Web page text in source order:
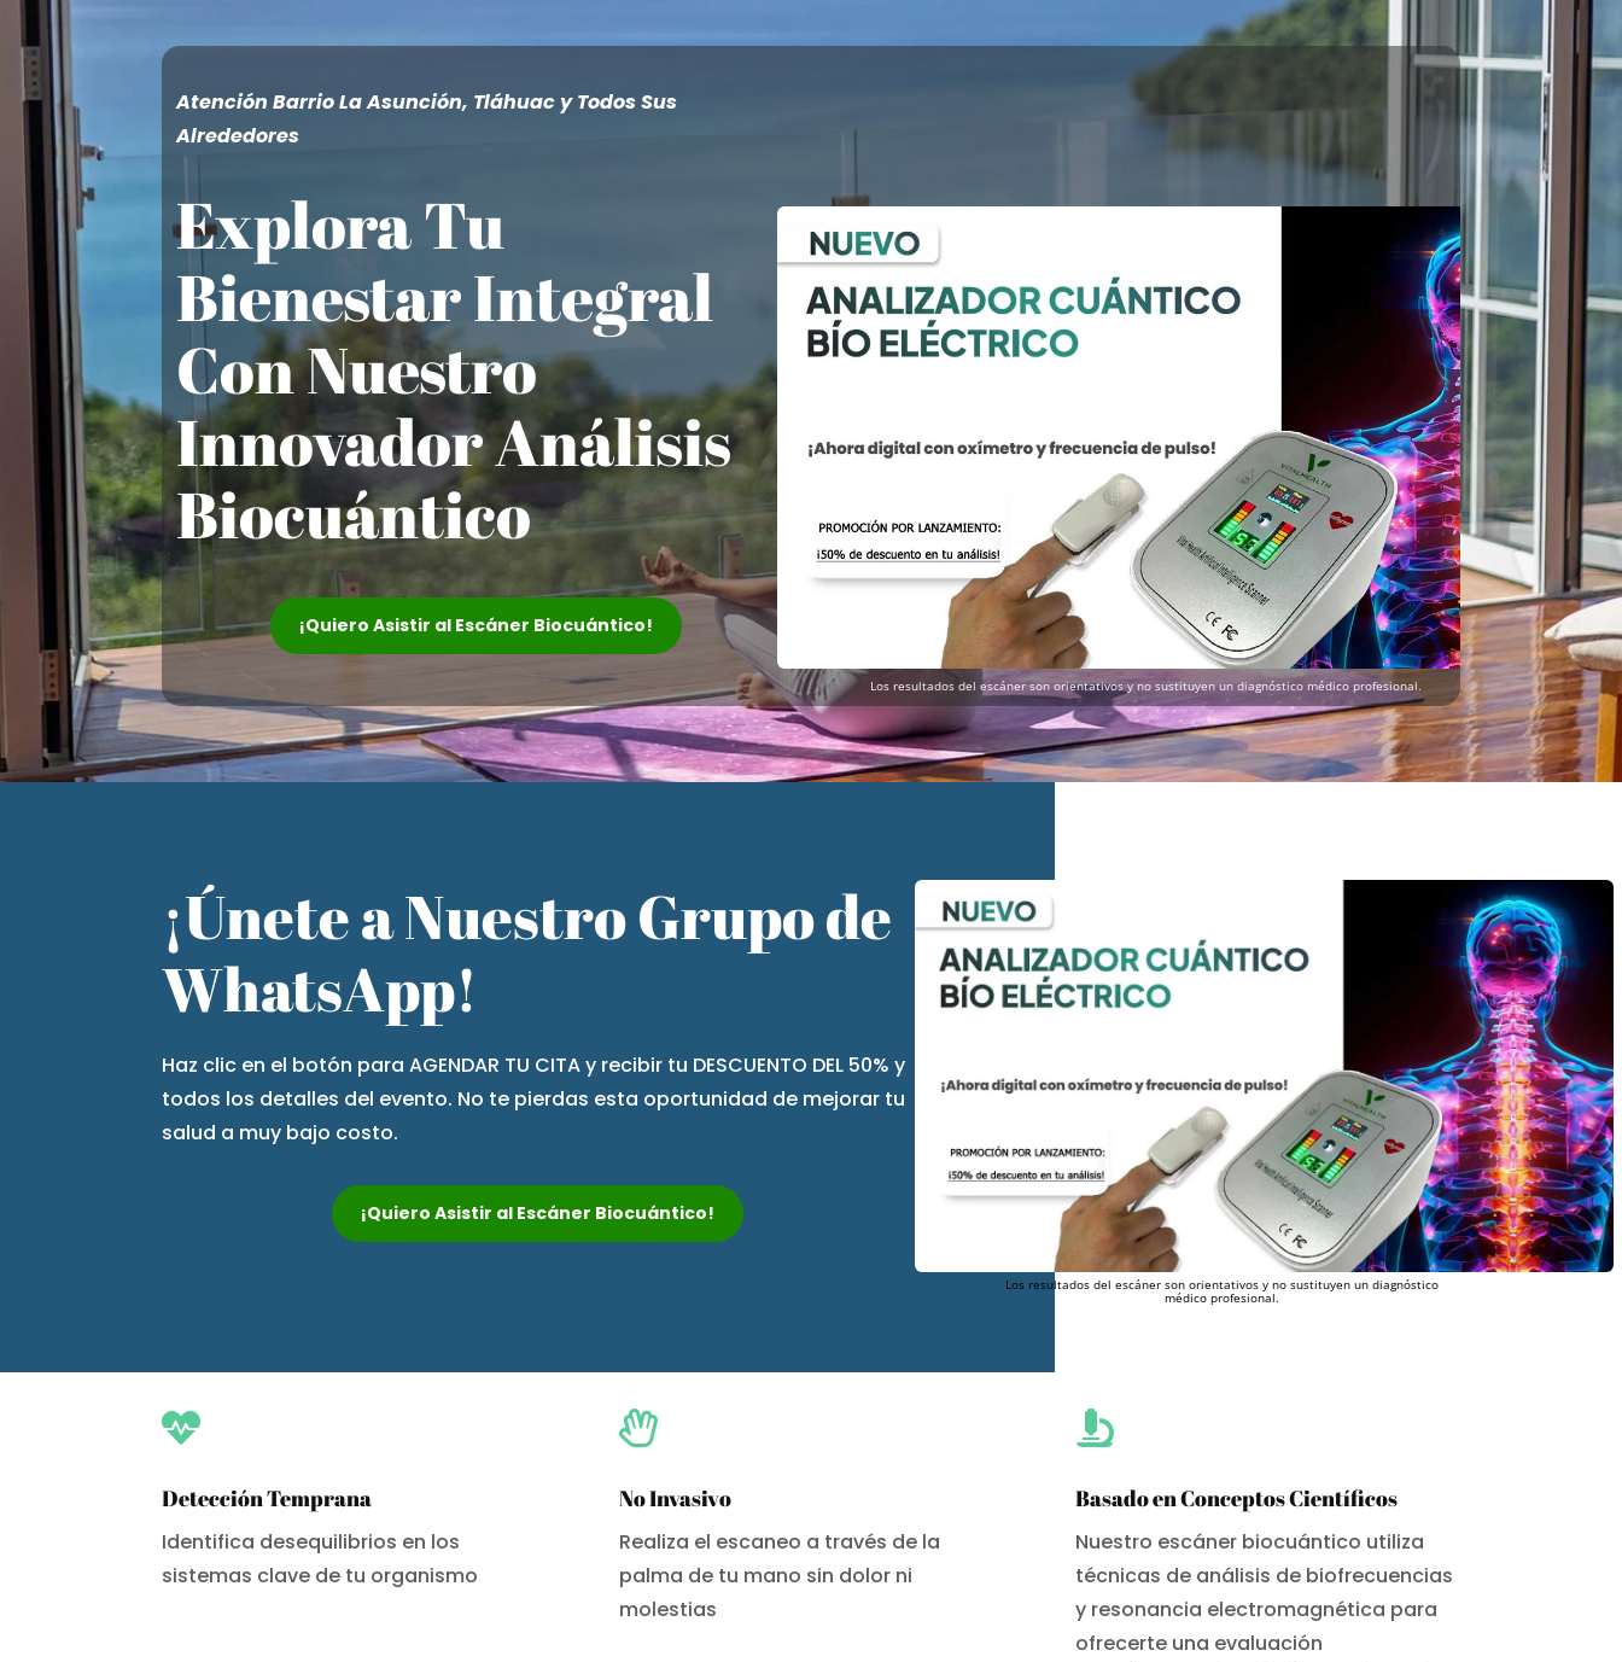
Atención Barrio La Asunción, Tláhuac y Todos Sus
Alrededores
Explora Tu
Bienestar Integral
Con Nuestro
Innovador Análisis
Biocuántico
¡Quiero Asistir al Escáner Biocuántico!
Los resultados del escáner son orientativos y no sustituyen un diagnóstico médico profesional.
¡Únete a Nuestro Grupo de
WhatsApp!
Haz clic en el botón para AGENDAR TU CITA y recibir tu DESCUENTO DEL 50% y
todos los detalles del evento. No te pierdas esta oportunidad de mejorar tu
salud a muy bajo costo.
¡Quiero Asistir al Escáner Biocuántico!
Los resultados del escáner son orientativos y no sustituyen un diagnóstico
médico profesional.

Detección Temprana
Identifica desequilibrios en los
sistemas clave de tu organismo

No Invasivo
Realiza el escaneo a través de la
palma de tu mano sin dolor ni
molestias

Basado en Conceptos Científicos
Nuestro escáner biocuántico utiliza
técnicas de análisis de biofrecuencias
y resonancia electromagnética para
ofrecerte una evaluación